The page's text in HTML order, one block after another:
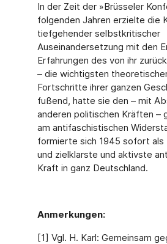
In der Zeit der »Brüsseler
folgenden Jahren erzielte die
tiefgehender selbstkritischer
Auseinandersetzung mit den
Erfahrungen des von ihr
– die wichtigsten
Fortschritte ihrer ganzen
fußend, hatte sie den – mit
anderen politischen Kräften –
am antifaschistischen
formierte sich 1945 sofort als
und zielklarste und aktivste
Kraft in ganz Deutschland.
Anmerkungen:
[1] Vgl. H. Karl: Gemeinsam